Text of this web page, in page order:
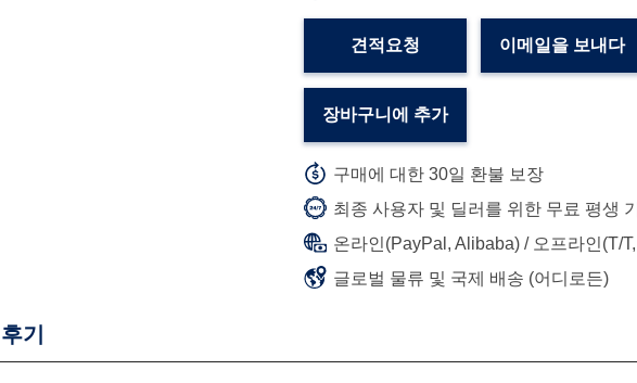
견적요청 이메일을 보내다
장바구니에 추가
구매에 대한 30일 환불 보장
최종 사용자 및 딜러를 위한 무료 평생
온라인(PayPal, Alibaba) / 오프라인(T/
글로벌 물류 및 국제 배송 (어디로든)
후기